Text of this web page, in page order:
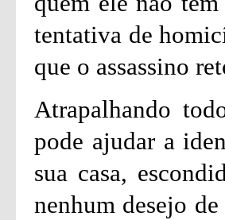
tentativa de
que o assassino
Atrapalhando
pode ajudar a
sua casa,
nenhum desejo